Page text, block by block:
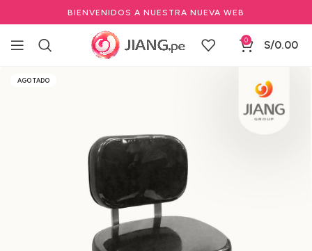
BIENVENIDOS A NUESTRA NUEVA WEB
0 S/0.00
Inicio Mobiliario
AGOTADO